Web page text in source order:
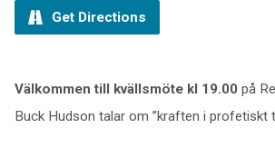
Get Directions
Välkommen till kvällsmöte kl 19.00 på
Buck Hudson talar om ”kraften i profetiskt